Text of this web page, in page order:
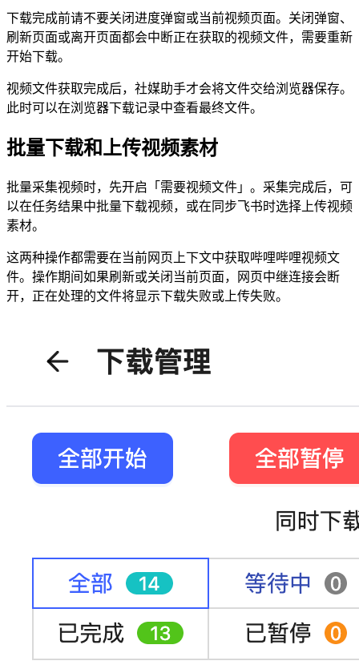
下载完成前请不要关闭进度弹窗或当前视频页面。关闭弹窗、
刷新页面或离开页面都会中断正在获取的视频文件，需要重新
开始下载。
视频文件获取完成后，社媒助手才会将文件交给浏览器保存。
此时可以在浏览器下载记录中查看最终文件。
批量下载和上传视频素材
批量采集视频时，先开启「需要视频文件」。采集完成后，可
以在任务结果中批量下载视频，或在同步飞书时选择上传视频
素材。
这两种操作都需要在当前网页上下文中获取哔哩哔哩视频文
件。操作期间如果刷新或关闭当前页面，网页中继连接会断
开，正在处理的文件将显示下载失败或上传失败。